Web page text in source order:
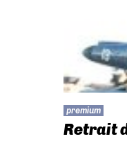
premium
Retrait